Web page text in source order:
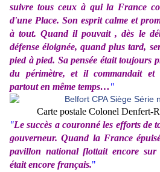
suivre tous ceux à qui la France
d'une Place. Son esprit calme et
à tout. Quand il pouvait , dès le
défense éloignée, quand plus tard,
pied à pied. Sa pensée était toujours
du périmètre, et il commandait et
partout en même temps…"
Carte postale Colonel Denfert-
"Le succès a couronné les efforts de
gouverneur. Quand la France
pavillon national flottait encore
était encore français."